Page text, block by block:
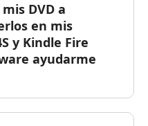
DVD a
en mis
y Kindle Fire
ayudarme